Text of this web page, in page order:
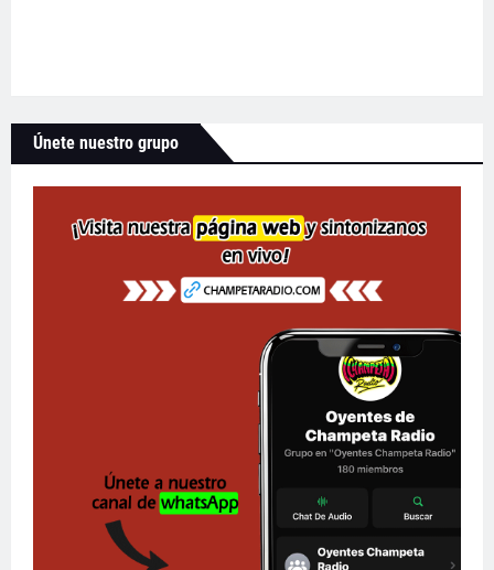
Únete nuestro grupo